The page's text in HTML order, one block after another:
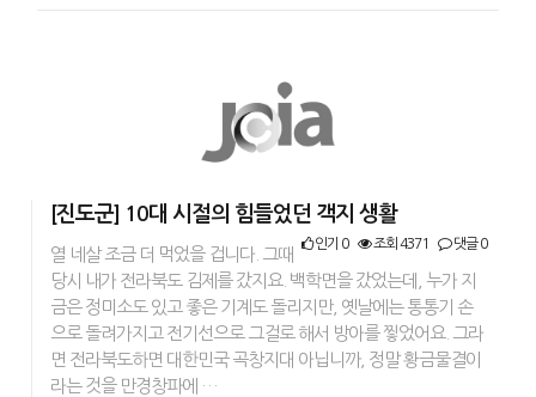
[진도군] 10대 시절의 힘들었던 객지 생활
인기 0 조회 4371 댓글 0
열 네살 조금 더 먹었을 겁니다. 그때
당시 내가 전라북도 김제를 갔지요. 백학면을 갔었는데, 누가 지
금은 정미소도 있고 좋은 기계도 돌리지만, 옛날에는 통통기 손
으로 돌려가지고 전기선으로 그걸로 해서 방아를 찧었어요. 그라
면 전라북도하면 대한민국 곡창지대 아닙니까, 정말 황금물결이
라는 것을 만경창파에 …